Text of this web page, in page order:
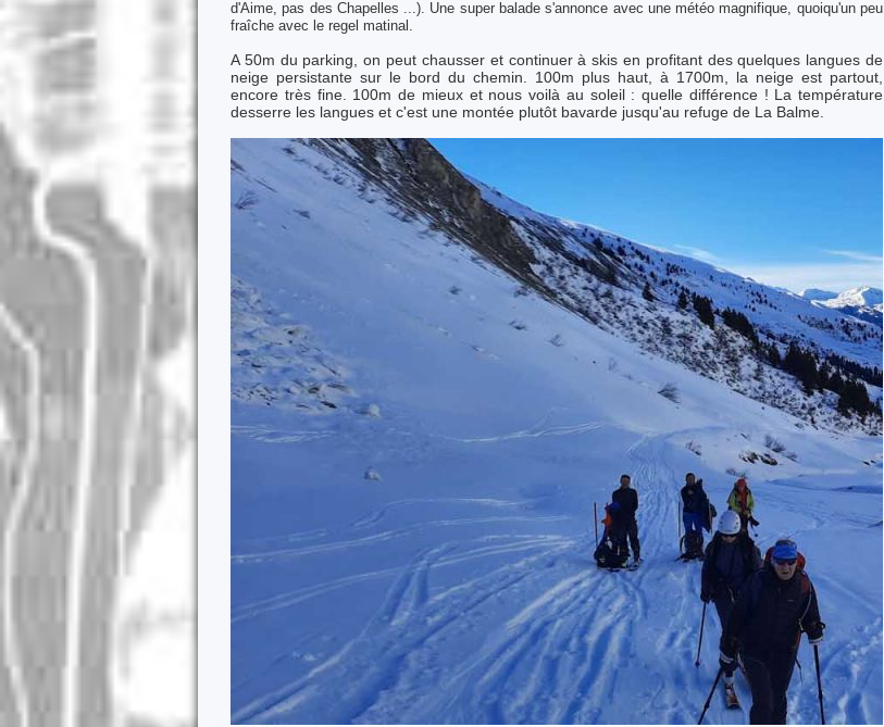
d'Aime, pas des Chapelles ...). Une super balade s'annonce avec une météo magnifique, quoiqu'un peu
fraîche avec le regel matinal.
A 50m du parking, on peut chausser et continuer à skis en profitant des quelques langues de
neige persistante sur le bord du chemin. 100m plus haut, à 1700m, la neige est partout,
encore très fine. 100m de mieux et nous voilà au soleil : quelle différence ! La température
desserre les langues et c'est une montée plutôt bavarde jusqu'au refuge de La Balme.